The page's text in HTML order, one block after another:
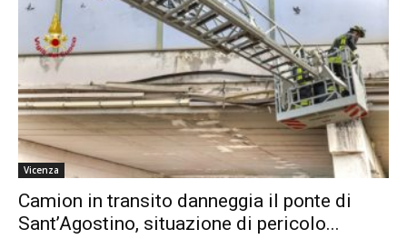
Vicenza
Camion in transito danneggia il ponte di
Sant’Agostino, situazione di pericolo...